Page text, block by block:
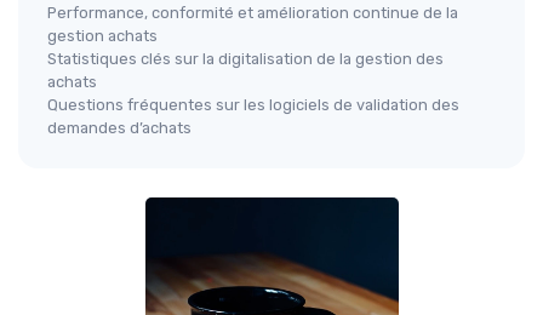
Performance, conformité et amélioration continue de la
gestion achats
Statistiques clés sur la digitalisation de la gestion des
achats
Questions fréquentes sur les logiciels de validation des
demandes d’achats